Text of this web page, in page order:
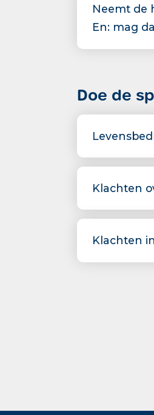
Neemt de
En: mag
Doe de
Klachten
Klachten